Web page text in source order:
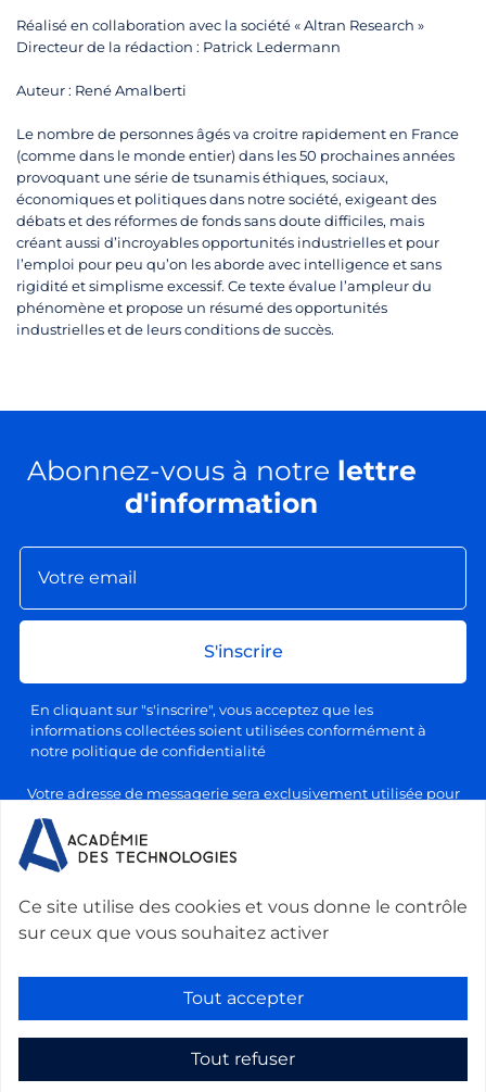
Ce site utilise des cookies et vous donne le contrôle
sur ceux que vous souhaitez activer
Tout accepter
Tout refuser
Réalisé en collaboration avec la société « Altran Research »
Directeur de la rédaction : Patrick Ledermann
Auteur : René Amalberti
Le nombre de personnes âgés va croitre rapidement en France
(comme dans le monde entier) dans les 50 prochaines années
provoquant une série de tsunamis éthiques, sociaux,
économiques et politiques dans notre société, exigeant des
débats et des réformes de fonds sans doute difficiles, mais
créant aussi d’incroyables opportunités industrielles et pour
l’emploi pour peu qu’on les aborde avec intelligence et sans
rigidité et simplisme excessif. Ce texte évalue l’ampleur du
phénomène et propose un résumé des opportunités
industrielles et de leurs conditions de succès.
Abonnez-vous à notre lettre
d'information
S'inscrire
En cliquant sur "s'inscrire", vous acceptez que les
informations collectées soient utilisées conformément à
notre politique de confidentialité
Votre adresse de messagerie sera exclusivement utilisée pour
l'envoi de nos lettres d'information, conformément à notre
politique de confidentialité et de traitement des données
personnelles. Vous pourrez vous désabonner à tout moment en
cliquant sur le lien prévu à cet effet dans chaque newsletter.
Nous contacter :Académie des technologies -
Le Ponant, 19 rue Leblanc, 75015 Paris, France
secretariat@academie-technologies.fr-
+33 (0)1 53 85 44 44